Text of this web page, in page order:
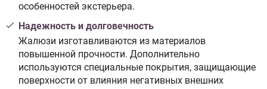
особенностей экстерьера.
Надежность и долговечность
Жалюзи изготавливаются из материалов
повышенной прочности. Дополнительно
используются специальные покрытия, защищающие
поверхности от влияния негативных внешних